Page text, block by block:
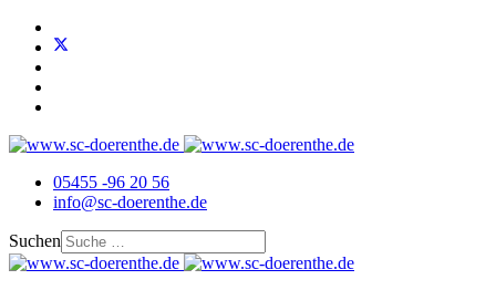
05455 -96 20 56
info@sc-doerenthe.de
Suchen